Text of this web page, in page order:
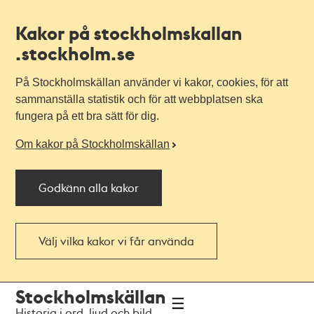
Kakor på stockholmskallan
.stockholm.se
På Stockholmskällan använder vi kakor, cookies, för att
sammanställa statistik och för att webbplatsen ska
fungera på ett bra sätt för dig.
Om kakor på Stockholmskällan
Godkänn alla kakor
Välj vilka kakor vi får använda
navigationen
huvudinnehållet
Stockholmskällan